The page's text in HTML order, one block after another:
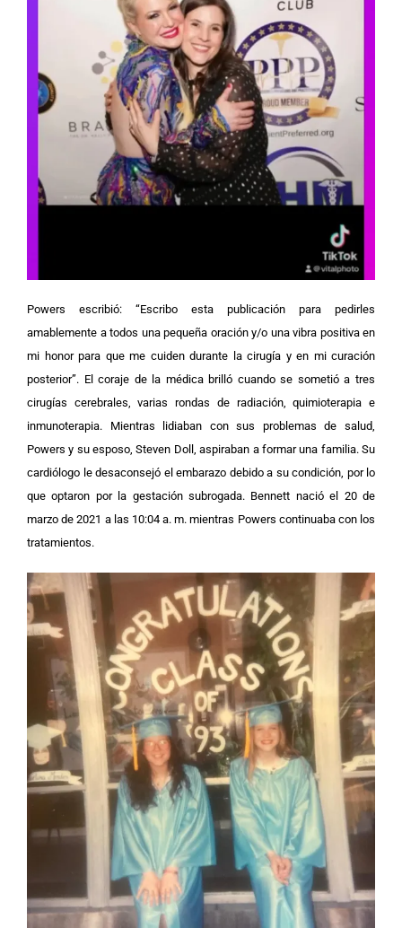
Powers escribió: “Escribo esta publicación para pedirles
amablemente a todos una pequeña oración y/o una vibra positiva en
mi honor para que me cuiden durante la cirugía y en mi curación
posterior”. El coraje de la médica brilló cuando se sometió a tres
cirugías cerebrales, varias rondas de radiación, quimioterapia e
inmunoterapia. Mientras lidiaban con sus problemas de salud,
Powers y su esposo, Steven Doll, aspiraban a formar una familia. Su
cardiólogo le desaconsejó el embarazo debido a su condición, por lo
que optaron por la gestación subrogada. Bennett nació el 20 de
marzo de 2021 a las 10:04 a. m. mientras Powers continuaba con los
tratamientos.